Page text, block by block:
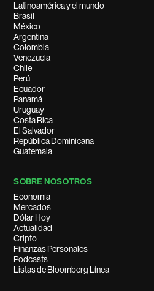
Latinoamérica y el mundo
Brasil
México
Argentina
Colombia
Venezuela
Chile
Perú
Ecuador
Panamá
Uruguay
Costa Rica
El Salvador
República Dominicana
Guatemala
SOBRE NOSOTROS
Economía
Mercados
Dólar Hoy
Actualidad
Cripto
Finanzas Personales
Podcasts
Listas de Bloomberg Línea